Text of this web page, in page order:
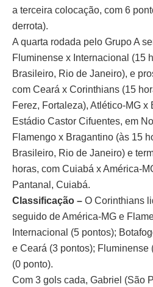
a terceira colocação, com 6
derrota).
A quarta rodada pelo Grupo A
Fluminense x Internacional (15
Brasileiro, Rio de Janeiro), e
com Ceará x Corinthians (15
Ferez, Fortaleza), Atlético-MG x
Estádio Castor Cifuentes, em
Flamengo x Bragantino (às 15
Brasileiro, Rio de Janeiro) e
horas, com Cuiabá x América-
Pantanal, Cuiabá.
Classificação – O Corinthians
seguido de América-MG e
Internacional (5 pontos);
e Ceará (3 pontos); Fluminense
(0 ponto).
Com 3 gols cada, Gabriel (São